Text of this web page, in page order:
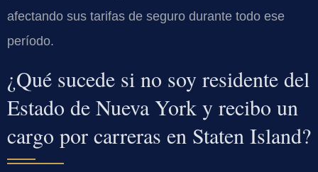
afectando sus tarifas de seguro durante todo ese
período.
¿Qué sucede si no soy residente del
Estado de Nueva York y recibo un
cargo por carreras en Staten Island?